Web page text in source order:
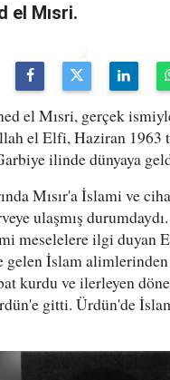
el Mısri.
el Mısri, gerçek
el Elfi, Haziran 1963
ilinde dünyaya
Mısır'a İslami ve
ulaşmış
meselelere ilgi duyan
gelen İslam
kurdu ve ilerleyen
gitti. Ürdün'de